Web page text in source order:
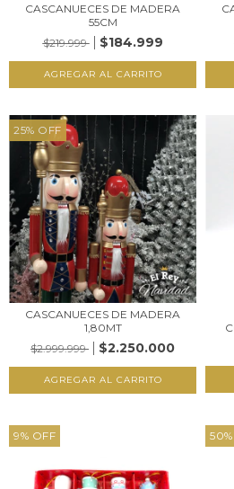
CASCANUECES DE MADERA
55CM
$219.999
$184.999
25% OFF
CASCANUECES DE MADERA
1,80MT
$2.999.999
$2.250.000
9% OFF 50%